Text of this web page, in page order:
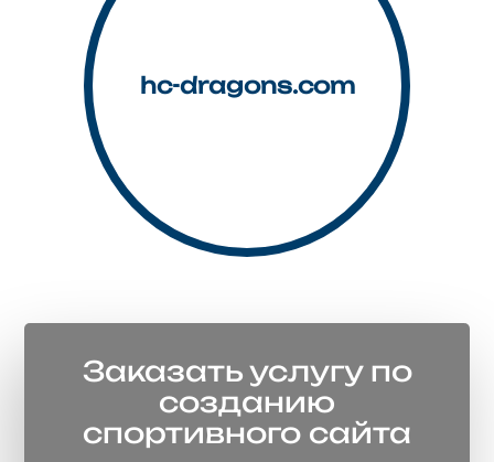
hc-dragons.com
Заказать услугу по
созданию
спортивного сайта